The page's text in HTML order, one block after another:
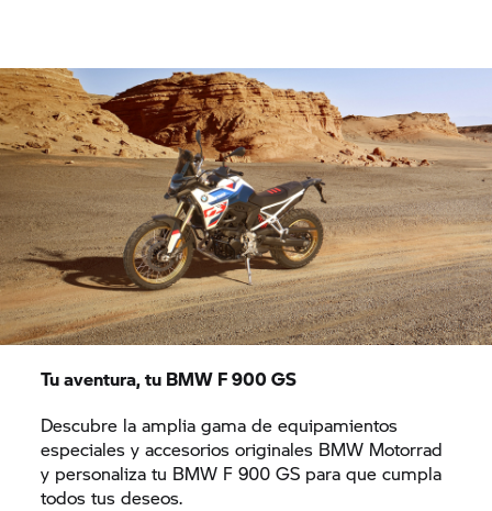
Tu aventura, tu BMW F 900 GS
Descubre la amplia gama de equipamientos
especiales y accesorios originales BMW Motorrad
y personaliza tu BMW F 900 GS para que cumpla
todos tus deseos.